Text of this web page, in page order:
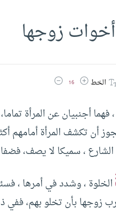
زوجها
الخطزيادة حجم الخط
16 تقليل حجم الخط
أجنبيان عن المرأة
أن تكشف المرأة أمامهم
، سميكا لا يصف،
الخلوة ، وشدد في أمرها ،
زوجها بأن تخلو بهم،